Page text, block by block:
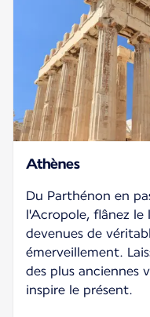
Athènes
Du Parthénon en
l'Acropole, flânez le
devenues de
émerveillement.
des plus anciennes
inspire le présent.